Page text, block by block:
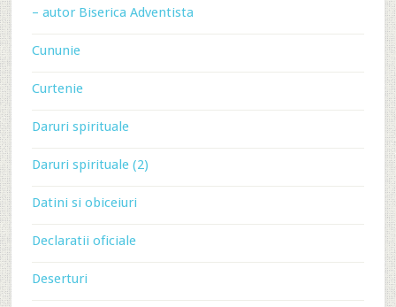
– autor Biserica Adventista
Cununie
Curtenie
Daruri spirituale
Daruri spirituale (2)
Datini si obiceiuri
Declaratii oficiale
Deserturi